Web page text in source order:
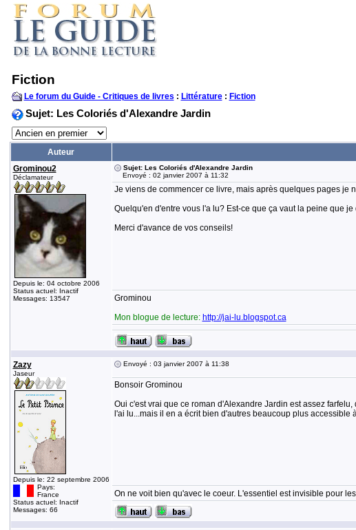
Fiction
Le forum du Guide - Critiques de livres : Littérature: Fiction
Sujet: Les Coloriés d'Alexandre Jardin
Auteur
Grominou2
Déclamateur
Depuis le: 04 octobre 2006
Status actuel: Inactif
Messages: 13547
Sujet: Les Coloriés d'Alexandre Jardin
Envoyé : 02 janvier 2007 à 11:32
Je viens de commencer ce livre, mais après quelques pages je
Quelqu'en d'entre vous l'a lu? Est-ce que ça vaut la peine que
Merci d'avance de vos conseils!
Grominou
Mon blogue de lecture: http://jai-lu.blogspot.ca
Zazy
Jaseur
Depuis le: 22 septembre 2006
Pays:
France
Status actuel: Inactif
Messages: 66
Envoyé : 03 janvier 2007 à 11:38
Bonsoir Grominou
Oui c'est vrai que ce roman d'Alexandre Jardin est assez
l'ai lu...mais il en a écrit bien d'autres beaucoup plus accessible
On ne voit bien qu'avec le coeur. L'essentiel est invisible pour